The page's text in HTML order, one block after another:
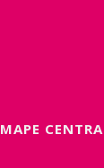
MAPE CENTRA